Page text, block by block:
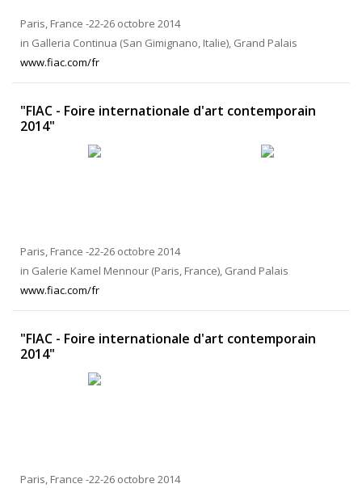
Paris, France -22-26 octobre 2014
in Galleria Continua (San Gimignano, Italie), Grand Palais
www.fiac.com/fr
"FIAC - Foire internationale d'art contemporain
2014"
Paris, France -22-26 octobre 2014
in Galerie Kamel Mennour (Paris, France), Grand Palais
www.fiac.com/fr
"FIAC - Foire internationale d'art contemporain
2014"
Paris, France -22-26 octobre 2014